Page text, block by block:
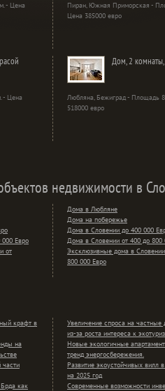
- Цена
Пиран, Южная Приморская -
Цена 385000 евро
- Цена
Дом, 2
Любляна, Бежиград - Площадь
518000 евро
недвижимости в
Евро
от
Дома в Любляне
Дома на побережье
Дома в Словении до 400 000
Дома в Словении от 400 до 800
Эксклюзивные дома в
800 000 Евро
крафт в
на
как
Увеличение спроса на частные
из-за роста интереса к
Новые экологичные
тренд энергосбережения.
Развитие экоустойчивых вилл
на 2025 год
Современные возможности